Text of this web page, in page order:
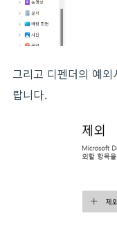
그리고 디펜더의 예
랍니다.